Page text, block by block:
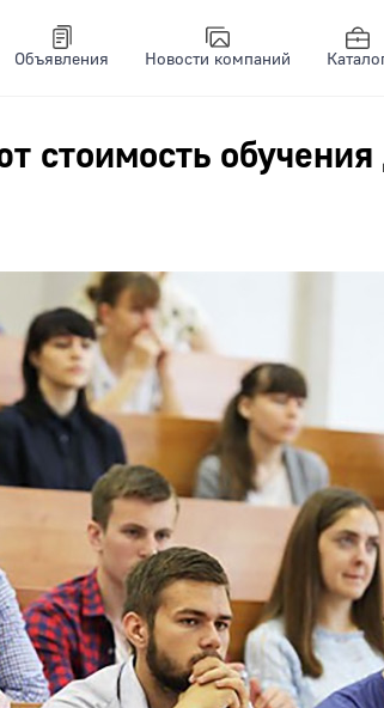
Объявления Новости компаний
стоимость